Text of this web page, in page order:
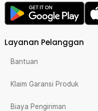
Layanan Pelanggan
Bantuan
Klaim Garansi Produk
Biaya Pengiriman